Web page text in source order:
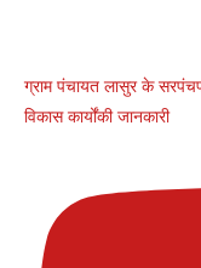
ग्राम पंचायत लासुर के
विकास कार्योंकी जानकारी